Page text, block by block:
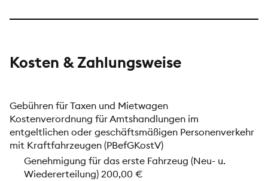
Kosten & Zahlungsweise
Gebühren für Taxen und Mietwagen
Kostenverordnung für Amtshandlungen im
entgeltlichen oder geschäftsmäßigen Personenverkehr
mit Kraftfahrzeugen (PBefGKostV)
Genehmigung für das erste Fahrzeug (Neu- u.
Wiedererteilung) 200,00 €